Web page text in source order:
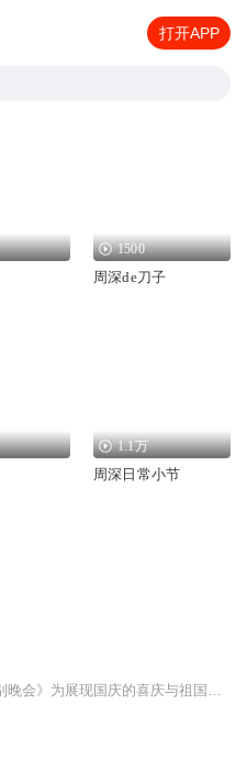
打开APP
1500
周深de刀子
1.1万
周深日常小节